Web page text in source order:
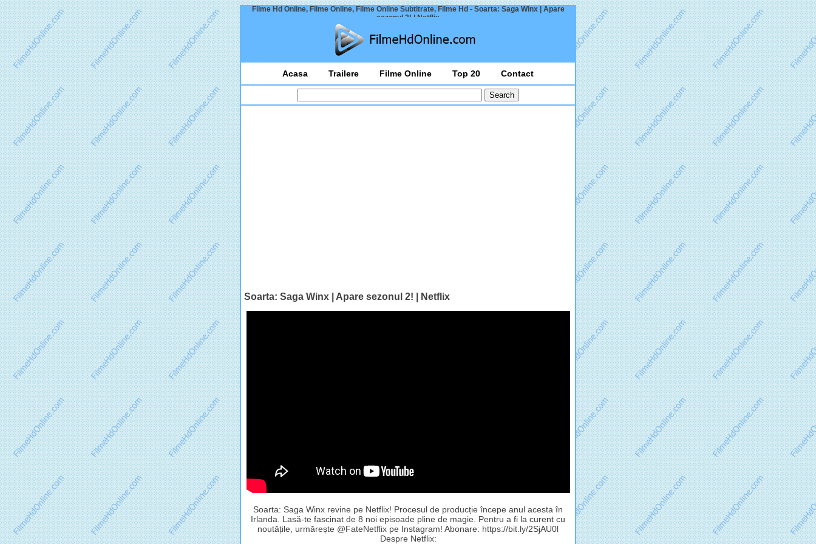
Filme Hd Online, Filme Online, Filme Online Subtitrate, Filme Hd - Soarta: Saga Winx | Apare
sezonul 2! | Netflix
Acasa Trailere Filme Online Top 20 Contact
Soarta: Saga Winx | Apare sezonul 2! | Netflix
Soarta: Saga Winx revine pe Netflix! Procesul de producție începe anul acesta în
Irlanda. Lasă-te fascinat de 8 noi episoade pline de magie. Pentru a fi la curent cu
noutățile, urmărește @FateNetflix pe Instagram! Abonare: https://bit.ly/2SjAU0l
Despre Netflix: